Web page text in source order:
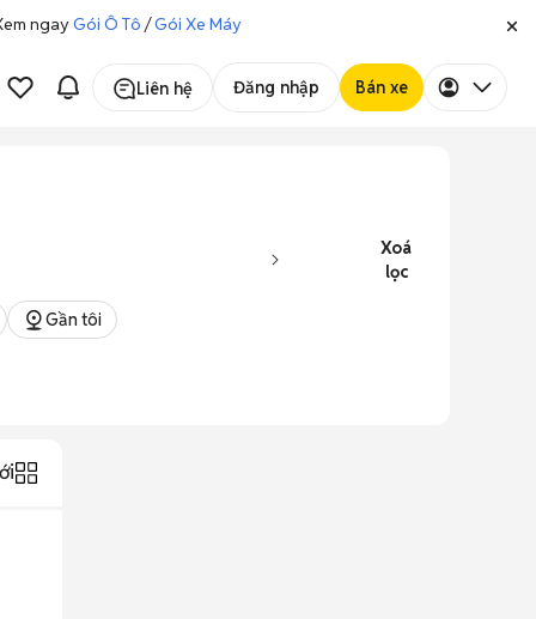
ngayGói Ô Tô /Gói Xe Máy
Liên hệ Đăng nhập Bán xe
Xoá
lọc
Gần tôi